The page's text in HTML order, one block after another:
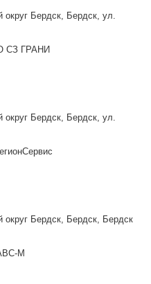
округ Бердск, Бердск, ул.
округ Бердск, Бердск, ул.
округ Бердск, Бердск, Бердск